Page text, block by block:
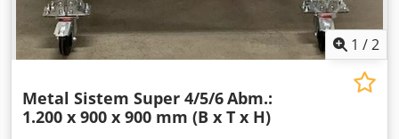
1 /2
Metal Sistem Super 4/5/6Abm.:
1.200 x 900 x 900 mm (B x T x H)